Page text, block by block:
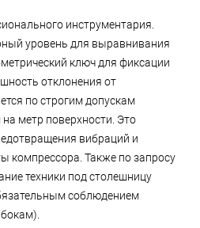
инструментария.
уровень для выравнивания
ключ для фиксации
отклонения от
по строгим допускам
метр поверхности. Это
вибраций и
компрессора. Также по запросу
техники под столешницу
соблюдением